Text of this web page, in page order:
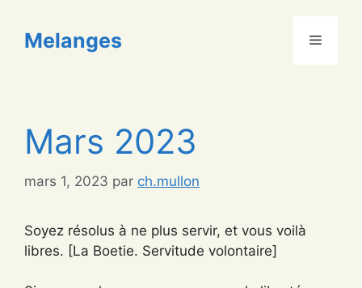
contenuMelanges Menu
Mars 2023
mars 1, 2023 par ch.mullon
Soyez résolus à ne plus servir, et vous voilà
libres. [La Boetie. Servitude volontaire]